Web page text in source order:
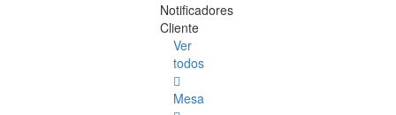
Notificadores
Cliente
Ver
todos
Mesa